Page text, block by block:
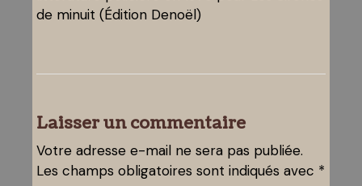
de minuit (Édition Denoël)
Laisser un commentaire
Votre adresse e-mail ne sera pas publiée.
Les champs obligatoires sont indiqués avec *